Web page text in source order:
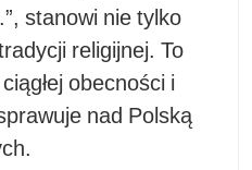
stanowi nie tylko
religijnej. To
obecności i
nad Polską